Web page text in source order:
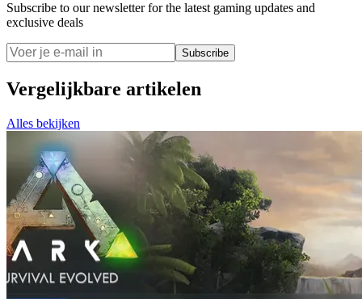
Subscribe to our newsletter for the latest gaming updates and
exclusive deals
Subscribe
Vergelijkbare artikelen
Alles bekijken